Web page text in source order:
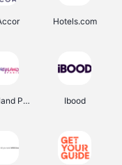
Hotels.com
Disneyland Paris Ibood